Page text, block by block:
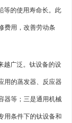
等的使用寿命长。此
费用，改善劳动条
越广泛。钛设备的设
用的蒸发器、反应器
器等；三是通用机械
用条件下的钛设备和